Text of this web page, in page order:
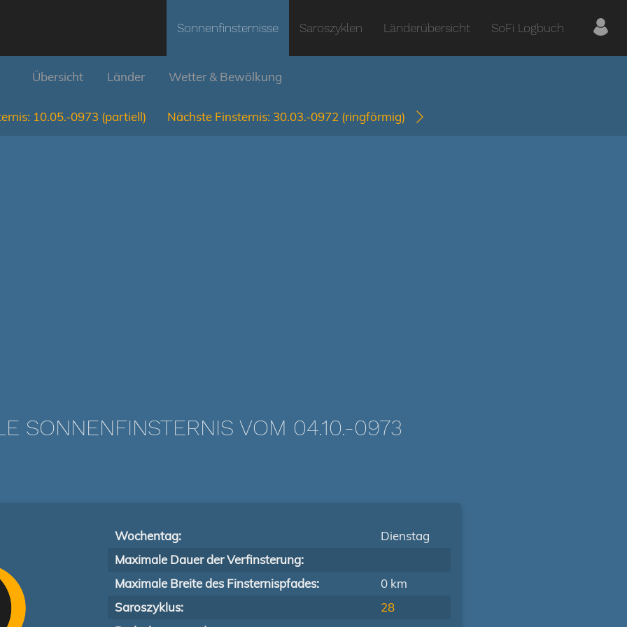
Sonnenfinsternisse Saroszyklen Länderübersicht SoFi Logbuch
Übersicht Länder Wetter & Bewölkung
10.05.-0973 (partiell) Nächste Finsternis: 30.03.-0972 (ringförmig)
SONNENFINSTERNIS VOM 04.10.-0973
Wochentag:
Dienstag
Maximale Dauer der Verfinsterung:
Maximale Breite des Finsternispfades:
0 km
Saroszyklus:
28